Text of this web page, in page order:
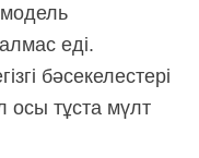
еді.
бәсекелестері
осы тұста мүлт